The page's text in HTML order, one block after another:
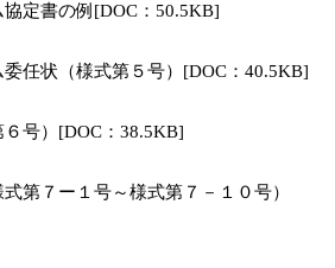
定書の例[DOC：50.5KB]
任状（様式第５号）[DOC：40.5KB]
号）[DOC：38.5KB]
第７ー１号～様式第７－１０号）